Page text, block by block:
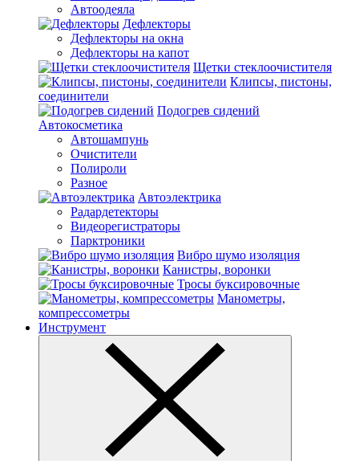
Автоодеяла
Дефлекторы
Дефлекторы на окна
Дефлекторы на капот
Щетки стеклоочистителя
Клипсы, пистоны,
соединители
Подогрев сидений
Автокосметика
Автошампунь
Очистители
Полироли
Разное
Автоэлектрика
Радардетекторы
Видеорегистраторы
Парктроники
Вибро шумо изоляция
Канистры, воронки
Тросы буксировочные
Манометры,
компрессометры
Инструмент